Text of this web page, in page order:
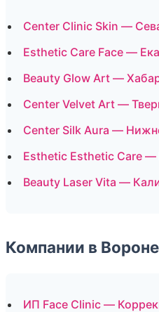
Center Clinic Skin —
Esthetic Care Face —
Beauty Glow Art —
Center Velvet Art —
Center Silk Aura —
Esthetic Esthetic Care —
Beauty Laser Vita —
Компании в
ИП Face Clinic —